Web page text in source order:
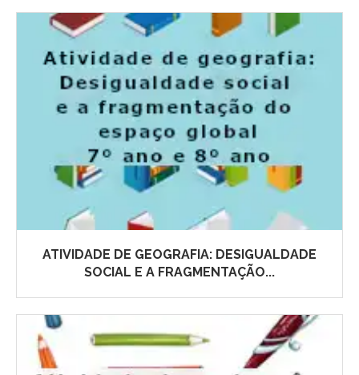
ATIVIDADE DE GEOGRAFIA: DESIGUALDADE
SOCIAL E A FRAGMENTAÇÃO...